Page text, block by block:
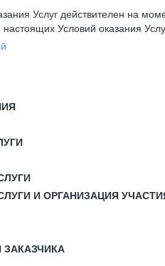
Услуг действителен на
Условий оказания
И ОРГАНИЗАЦИЯ
ЗАКАЗЧИКА